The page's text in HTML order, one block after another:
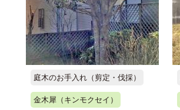
庭木のお手入れ（剪定・伐採）
金木犀（キンモクセイ）